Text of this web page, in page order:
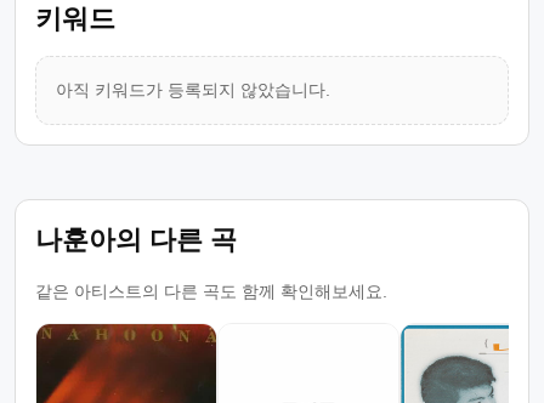
키워드
아직 키워드가 등록되지 않았습니다.
나훈아의 다른 곡
같은 아티스트의 다른 곡도 함께 확인해보세요.